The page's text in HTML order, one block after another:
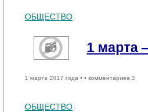
ОБЩЕСТВО
1 марта
1 марта 2017 года • • комментариев 3
ОБЩЕСТВО